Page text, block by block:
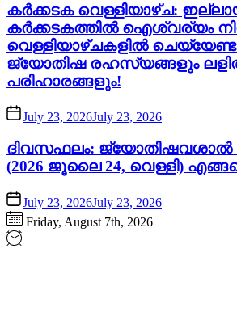
കർക്കടക വെള്ളിയാഴ്ച:
കർക്കടകത്തിൽ ഐശ്വര്യം
വെള്ളിയാഴ്ചകളിൽ
ജ്യോതിഷ രഹസ്യങ്ങളും
പരിഹാരങ്ങളും!
July 23, 2026July 23, 2026
ദിവസഫലം: ജ്യോതിഷവശാൽ
(2026 ജൂലൈ 24, വെള്ളി)
July 23, 2026July 23, 2026
Friday, August 7th, 2026